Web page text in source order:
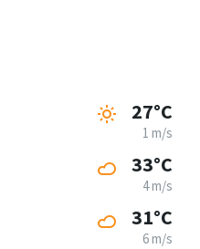
27°C
1 m/s
33°C
4 m/s
31°C
6 m/s